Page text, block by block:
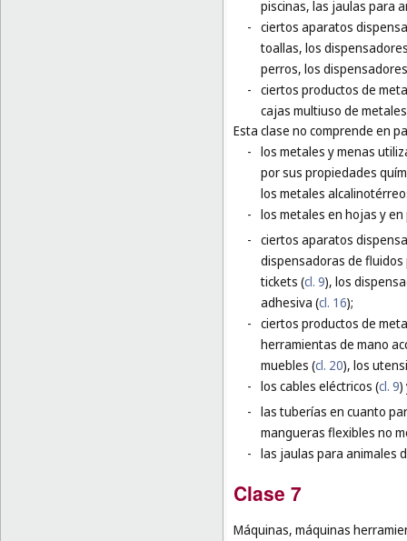
piscinas, las jaulas para
- ciertos aparatos
toallas, los
perros, los
- ciertos productos de
cajas multiuso de
Esta clase no comprende en
- los metales y menas
por sus propiedades
los metales
- los metales en hojas y
- ciertos aparatos
dispensadoras de
tickets (cl. 9), los
adhesiva (cl. 16);
- ciertos productos de
herramientas de mano
muebles (cl. 20), los
- los cables eléctricos (cl. 9)
- las tuberías en cuanto
mangueras flexibles no
- las jaulas para animales
Clase 7
Máquinas, máquinas